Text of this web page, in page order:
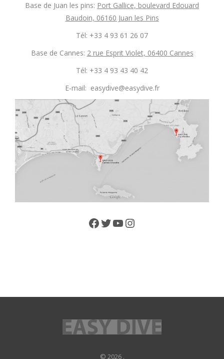
Base de Juan les pins: Port Gallice, boulevard Edouard
Baudoin, 06160 Juan les Pins
Tél: +33 4 93 61 26 07
Base de Cannes: 2 rue Esprit Violet, 06400 Cannes
Tél: +33 4 93 43 40 42
E-mail: easydive@easydive.fr
Facebook
Twitter
YouTube
Instagram
© 2026 .